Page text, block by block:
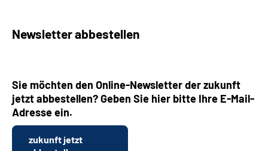
Newsletter abbestellen
Sie möchten den Online-Newsletter der zukunft
jetzt abbestellen? Geben Sie hier bitte Ihre E-Mail-
Adresse ein.
zukunft jetzt